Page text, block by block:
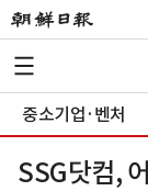
중소기업·벤처
SSG닷컴,